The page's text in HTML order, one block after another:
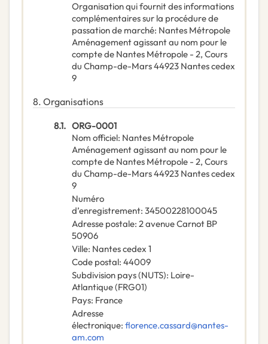
Organisation qui fournit des informations
complémentaires sur la procédure de
passation de marché: Nantes Métropole
Aménagement agissant au nom pour le
compte de Nantes Métropole - 2, Cours
du Champ-de-Mars 44923 Nantes cedex
9
8. Organisations
8.1. ORG-0001
Nom officiel: Nantes Métropole
Aménagement agissant au nom pour le
compte de Nantes Métropole - 2, Cours
du Champ-de-Mars 44923 Nantes cedex
9
Numéro
d’enregistrement: 34500228100045
Adresse postale: 2 avenue Carnot BP
50906
Ville: Nantes cedex 1
Code postal: 44009
Subdivision pays (NUTS): Loire-
Atlantique(FRG01)
Pays: France
Adresse
électronique: florence.cassard@nantes-
am.com